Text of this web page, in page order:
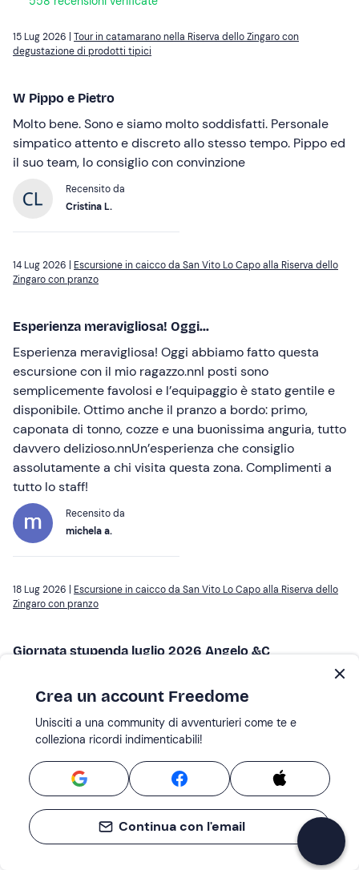
15 Lug 2026 | Tour in catamarano nella Riserva dello Zingaro con
degustazione di prodotti tipici
W Pippo e Pietro
Molto bene. Sono e siamo molto soddisfatti. Personale
simpatico attento e discreto allo stesso tempo. Pippo ed
il suo team, lo consiglio con convinzione
Recensito da
Cristina L.
14 Lug 2026 | Escursione in caicco da San Vito Lo Capo alla Riserva dello
Zingaro con pranzo
Esperienza meravigliosa! Oggi...
Esperienza meravigliosa! Oggi abbiamo fatto questa
escursione con il mio ragazzo.nnI posti sono
semplicemente favolosi e l’equipaggio è stato gentile e
disponibile. Ottimo anche il pranzo a bordo: primo,
caponata di tonno, cozze e una buonissima anguria, tutto
davvero delizioso.nnUn’esperienza che consiglio
assolutamente a chi visita questa zona. Complimenti a
tutto lo staff!
Recensito da
michela a.
18 Lug 2026 | Escursione in caicco da San Vito Lo Capo alla Riserva dello
Zingaro con pranzo
Giornata stupenda luglio 2026 Angelo &C
molto paziente.pranzo di buon livello sia come qualità
che come quantità.i tutto in una cornice naturale di rara
belezza
Recensito da
Angelo M.
05 Lug 2026 |
Tour in catamarano nella Riserva dello Zingaro con
Crea un account Freedome
Unisciti a una community di avventurieri come te e
colleziona ricordi indimenticabili!
Continua con l'email